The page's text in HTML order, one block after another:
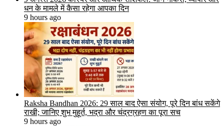
धन के मामले में कैसा रहेगा आपका दिन
9 hours ago
Raksha Bandhan 2026: 29 साल बाद ऐसा संयोग, पूरे दिन बांध सकेंगे
राखी; जानिए शुभ मुहूर्त, भद्रा और चंद्रग्रहण का पूरा सच
9 hours ago